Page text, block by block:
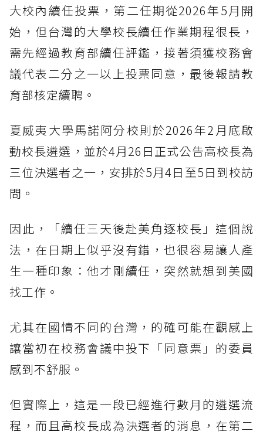
大校內續任投票，第二任期從2026年5月開
始，但台灣的大學校長續任作業期程很長，
需先經過教育部續任評鑑，接著須獲校務會
議代表二分之一以上投票同意，最後報請教
育部核定續聘。
夏威夷大學馬諾阿分校則於2026年2月底啟
動校長遴選，並於4月26日正式公告高校長為
三位決選者之一，安排於5月4日至5日到校訪
問。
因此，「續任三天後赴美角逐校長」這個說
法，在日期上似乎沒有錯，也很容易讓人產
生一種印象：他才剛續任，突然就想到美國
找工作。
尤其在國情不同的台灣，的確可能在觀感上
讓當初在校務會議中投下「同意票」的委員
感到不舒服。
但實際上，這是一段已經進行數月的遴選流
程，而且高校長成為決選者的消息，在第二